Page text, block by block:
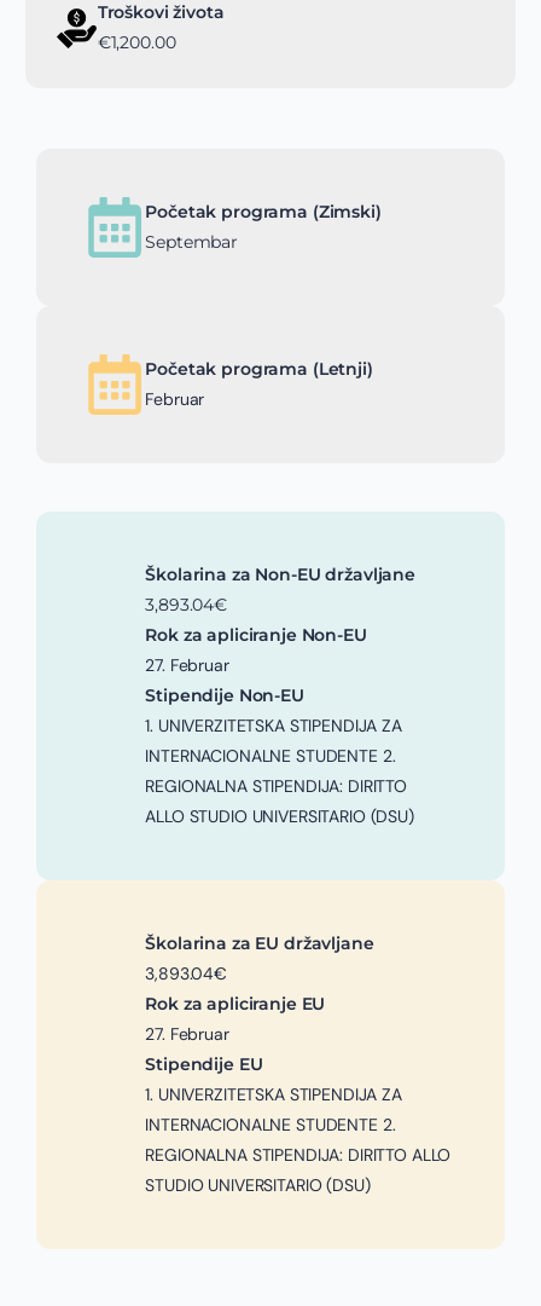
Troškovi života
€1,200.00
Početak programa (Zimski)
Septembar
Početak programa (Letnji)
Februar
Školarina za Non-EU državljane
3,893.04€
Rok za apliciranje Non-EU
27. Februar
Stipendije Non-EU
1. UNIVERZITETSKA STIPENDIJA ZA
INTERNACIONALNE STUDENTE 2.
REGIONALNA STIPENDIJA: DIRITTO
ALLO STUDIO UNIVERSITARIO (DSU)
Školarina za EU državljane
3,893.04€
Rok za apliciranje EU
27. Februar
Stipendije EU
1. UNIVERZITETSKA STIPENDIJA ZA
INTERNACIONALNE STUDENTE 2.
REGIONALNA STIPENDIJA: DIRITTO ALLO
STUDIO UNIVERSITARIO (DSU)